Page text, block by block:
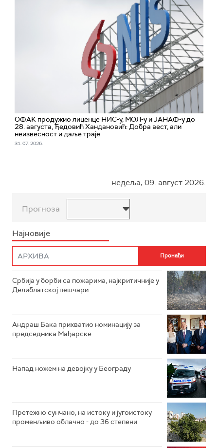
ОФАК продужио лиценце НИС-у, МОЛ-у и ЈАНАФ-у до
28. августа, Ђедовић Хандановић: Добра вест, али
неизвесност и даље траје
31. 07. 2026.
недеља, 09. август 2026.
Прогноза
Најновије
Србија у борби са пожарима, најкритичније у
Делиблатској пешчари
Андраш Бака прихватио номинацију за
председника Мађарске
Напад ножем на девојку у Београду
Претежно сунчано, на истоку и југоистоку
променљиво облачно - до 36 степени